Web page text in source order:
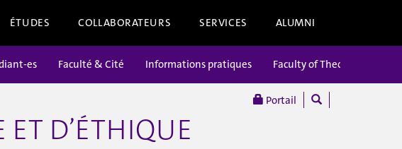
ÉTUDES COLLABORATEURS SERVICES ALUMNI
Portail
es Faculté & Cité Informations pratiques Faculty of Theology
D’ÉTHIQUE